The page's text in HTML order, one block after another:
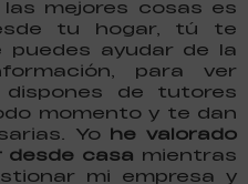
mejores cosas es
tu hogar, tú te
puedes ayudar de la
para ver
dispones de tutores
momento y te dan
Yo he valorado
desde casa mientras
mi empresa y